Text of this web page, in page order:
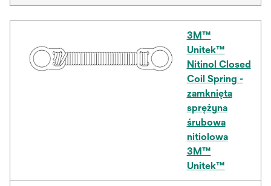
3M™
Unitek™
Nitinol Closed
Coil Spring -
zamknięta
sprężyna
śrubowa
nitiolowa
3M™
Unitek™